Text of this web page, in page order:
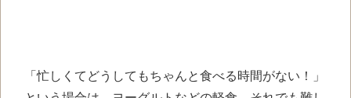
「忙しくてどうしてもちゃんと食べる時間がない！」